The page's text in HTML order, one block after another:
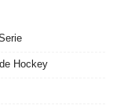
Hockey